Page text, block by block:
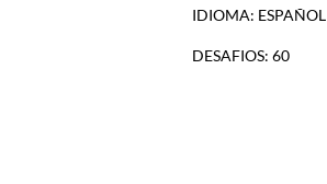
IDIOMA: ESPAÑOL
DESAFIOS: 60